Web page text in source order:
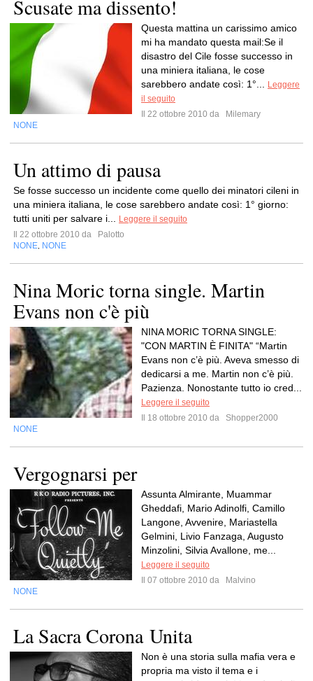
Scusate ma dissento!
Questa mattina un carissimo amico
mi ha mandato questa mail:Se il
disastro del Cile fosse successo in
una miniera italiana, le cose
sarebbero andate così: 1°...
Leggere
il seguito
Il 22 ottobre 2010 da
Milemary
NONE
Un attimo di pausa
Se fosse successo un incidente come quello dei minatori cileni in
una miniera italiana, le cose sarebbero andate così: 1° giorno:
tutti uniti per salvare i...
Leggere il seguito
Il 22 ottobre 2010 da
Palotto
NONE NONE
Nina Moric torna single. Martin
Evans non c'è più
NINA MORIC TORNA SINGLE:
"CON MARTIN È FINITA" “Martin
Evans non c’è più. Aveva smesso di
dedicarsi a me. Martin non c’è più.
Pazienza. Nonostante tutto io cred...
Leggere il seguito
Il 18 ottobre 2010 da
Shopper2000
NONE
Vergognarsi per
Assunta Almirante, Muammar
Gheddafi, Mario Adinolfi, Camillo
Langone, Avvenire, Mariastella
Gelmini, Livio Fanzaga, Augusto
Minzolini, Silvia Avallone, me...
Leggere il seguito
Il 07 ottobre 2010 da
Malvino
NONE
La Sacra Corona Unita
Non è una storia sulla mafia vera e
propria ma visto il tema e i